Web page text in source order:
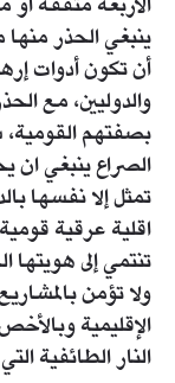
ينبغي الحذر
أن تكون أدوات
والدوليين، مع
بصفتهم القومية،
الصراع ينبغي ان
تمثل إلا نفسها
اقلية عرقية
تنتمي إلى هويتها
ولا تؤمن
الإقليمية
النار الطائفية